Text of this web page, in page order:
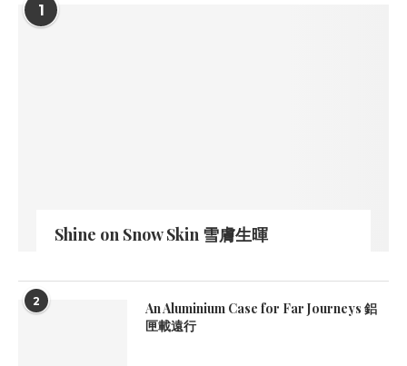
1
Shine on Snow Skin 雪膚生暉
2
An Aluminium Case for Far Journeys 鋁
匣載遠行